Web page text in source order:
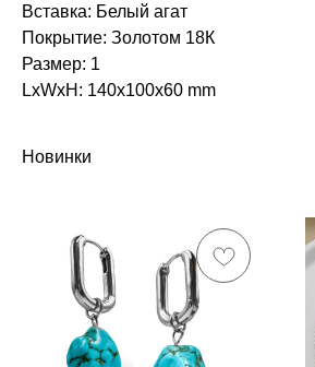
Вставка: Белый агат
Покрытие: Золотом 18К
Размер: 1
LxWxH: 140x100x60 mm
Новинки